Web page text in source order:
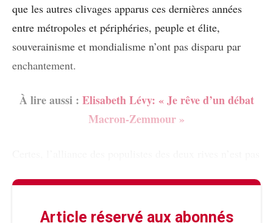
que les autres clivages apparus ces dernières années
entre métropoles et périphéries, peuple et élite,
souverainisme et mondialisme n’ont pas disparu par
enchantement.
À lire aussi : Elisabeth Lévy: « Je rêve d’un débat
Macron-Zemmour »
Article réservé aux abonnés